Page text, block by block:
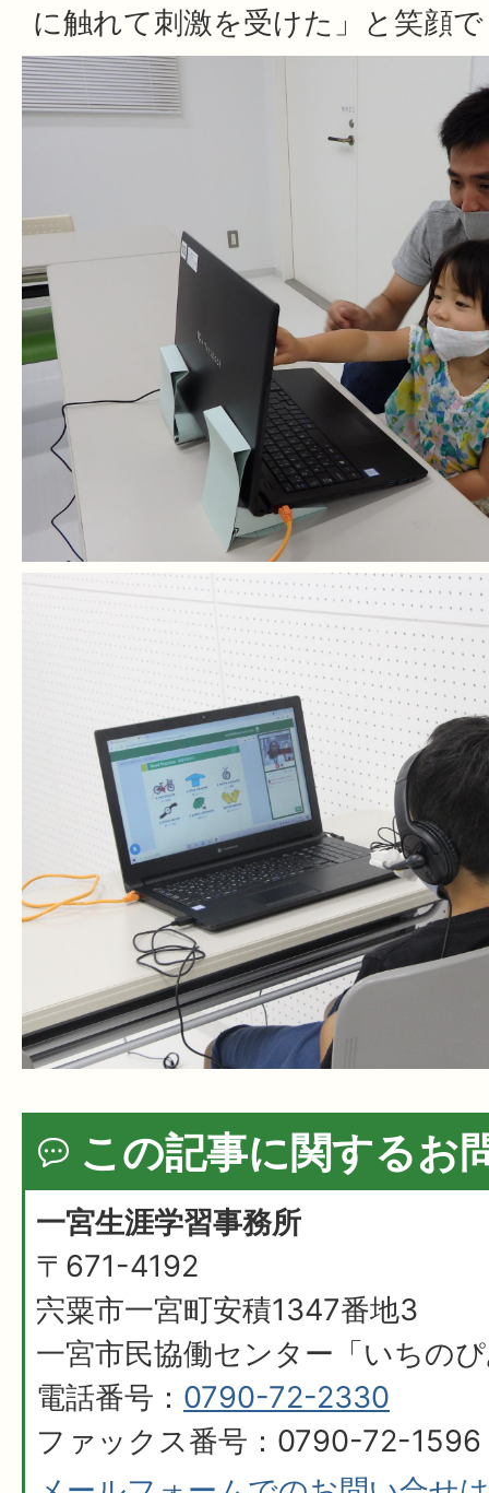
に触れて刺激を受けた」と笑顔
この記事に関するお
一宮生涯学習事務所
〒671-4192
宍粟市一宮町安積1347番地3
一宮市民協働センター「いちの
電話番号： 0790-72-2330
ファックス番号：0790-72-1596